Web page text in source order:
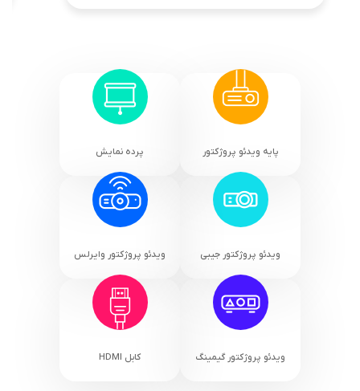
پایه ویدئو پروژکتور پرده نمایش
ویدئو پروژکتور جیبی ویدئو پروژکتور وایرلس
ویدئو پروژکتور گیمینگ کابل HDMI